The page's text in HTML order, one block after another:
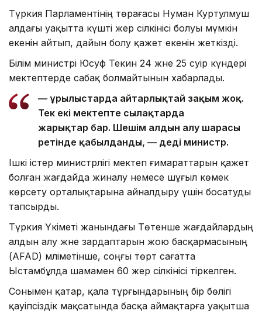
Түркия Парламентінің төрағасы Нуман Куртулмуш
алдағы уақытта күшті жер сілкінісі болуы мүмкін
екенін айтып, дайын болу қажет екенін жеткізді.
Білім министрі Юсуф Текин 24 және 25 сәуір күндері
мектептерде сабақ болмайтынын хабарлады.
— Құрылыстарда айтарлықтай зақым жоқ.
Тек екі мектепте сылақтарда
жарықтар бар. Шешім алдын алу шарасы
ретінде қабылданды, — деді министр.
Ішкі істер министрлігі мектеп ғимараттарын қажет
болған жағдайда жиналу немесе шұғыл көмек
көрсету орталықтарына айналдыру үшін босатуды
тапсырды.
Түркия Үкіметі жанындағы Төтенше жағдайлардың
алдын алу және зардаптарын жою басқармасының
(AFAD) мәліметінше, соңғы төрт сағатта
Ыстамбұлда шамамен 60 жер сілкінісі тіркелген.
Сонымен қатар, қала тұрғындарының бір бөлігі
қауіпсіздік мақсатында басқа аймақтарға уақытша